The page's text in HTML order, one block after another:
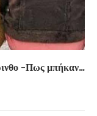
-Πως μπήκαν...